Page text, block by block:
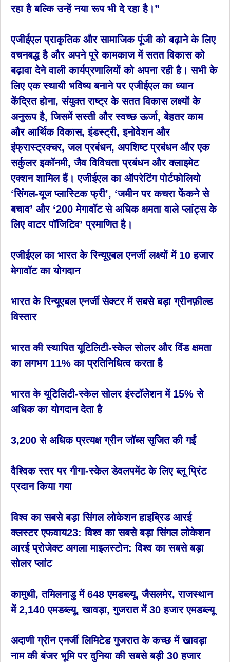
रहा है बल्कि उन्हें नया रूप भी दे रहा है।”
एजीईएल प्राकृतिक और सामाजिक पूंजी को बढ़ाने के लिए
वचनबद्ध है और अपने पूरे कामकाज में सतत विकास को
बढ़ावा देने वाली कार्यप्रणालियों को अपना रही है। सभी के
लिए एक स्थायी भविष्य बनाने पर एजीईएल का ध्यान
केंद्रित होना, संयुक्त राष्ट्र के सतत विकास लक्ष्यों के
अनुरूप है, जिसमें सस्ती और स्वच्छ ऊर्जा, बेहतर काम
और आर्थिक विकास, इंडस्ट्री, इनोवेशन और
इंफ्रास्ट्रक्चर, जल प्रबंधन, अपशिष्ट प्रबंधन और एक
सर्कुलर इकॉनमी, जैव विविधता प्रबंधन और क्लाइमेट
एक्शन शामिल हैं। एजीईएल का ऑपरेटिंग पोर्टफोलियो
‘सिंगल-यूज प्लास्टिक फ्री’, ‘जमीन पर कचरा फेंकने से
बचाव’ और ‘200 मेगावॉट से अधिक क्षमता वाले प्लांट्स के
लिए वाटर पॉजिटिव’ प्रमाणित है।
एजीईएल का भारत के रिन्यूएबल एनर्जी लक्ष्यों में 10 हजार
मेगावॉट का योगदान
भारत के रिन्यूएबल एनर्जी सेक्टर में सबसे बड़ा ग्रीनफ़ील्ड
विस्तार
भारत की स्थापित यूटिलिटी-स्केल सोलर और विंड क्षमता
का लगभग 11% का प्रतिनिधित्व करता है
भारत के यूटिलिटी-स्केल सोलर इंस्टॉलेशन में 15% से
अधिक का योगदान देता है
3,200 से अधिक प्रत्यक्ष ग्रीन जॉब्स सृजित की गईं
वैश्विक स्तर पर गीगा-स्केल डेवलपमेंट के लिए ब्लू प्रिंट
प्रदान किया गया
विश्व का सबसे बड़ा सिंगल लोकेशन हाइब्रिड आरई
क्लस्टर एफवाय23: विश्व का सबसे बड़ा सिंगल लोकेशन
आरई प्रोजेक्ट अगला माइलस्टोन: विश्व का सबसे बड़ा
सोलर प्लांट
कामुथी, तमिलनाडु में 648 एमडब्ल्यू, जैसलमेर, राजस्थान
में 2,140 एमडब्ल्यू, खावड़ा, गुजरात में 30 हजार एमडब्ल्यू
अदाणी ग्रीन एनर्जी लिमिटेड गुजरात के कच्छ में खावड़ा
नाम की बंजर भूमि पर दुनिया की सबसे बड़ी 30 हजार